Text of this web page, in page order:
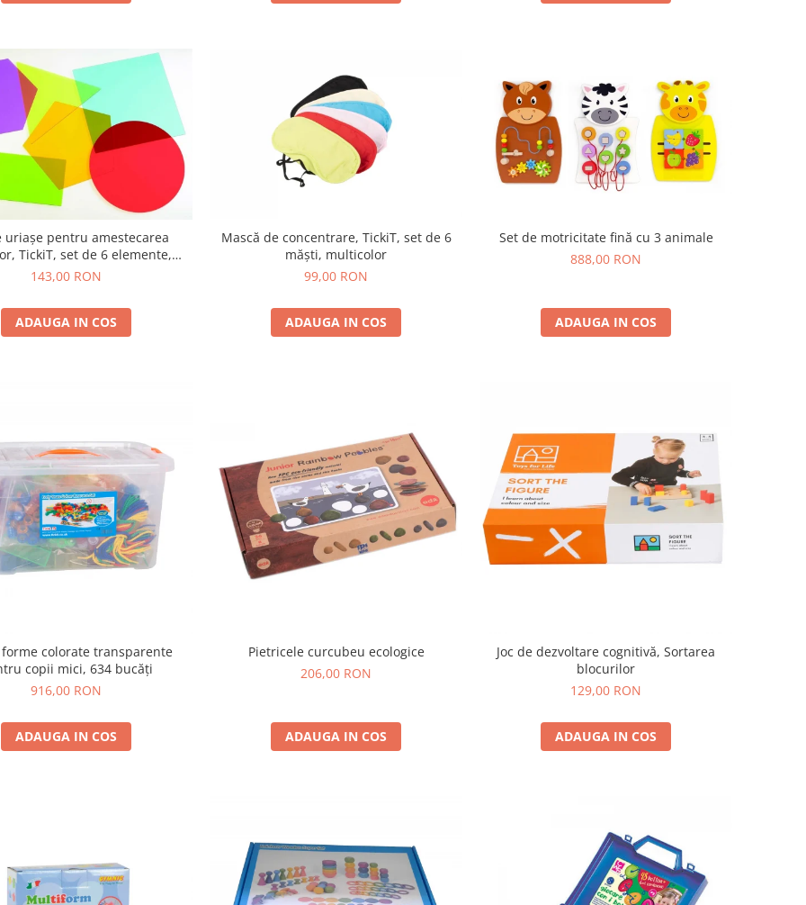
uriașe pentru amestecarea
TickiT, set de 6 elemente,
multicolor
143,00 RON
ADAUGA IN COS
Mască de concentrare, TickiT, set de 6
măști, multicolor
99,00 RON
ADAUGA IN COS
Set de motricitate fină cu 3 animale
888,00 RON
ADAUGA IN COS
forme colorate transparente
copii mici, 634 bucăți
916,00 RON
ADAUGA IN COS
Pietricele curcubeu ecologice
206,00 RON
ADAUGA IN COS
Joc de dezvoltare cognitivă, Sortarea
blocurilor
129,00 RON
ADAUGA IN COS